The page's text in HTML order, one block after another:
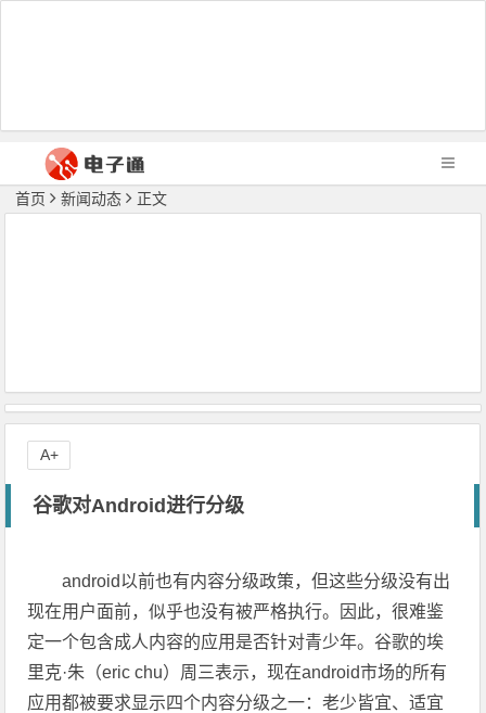
首页 新闻动态 正文
谷歌对Android进行分级
android以前也有内容分级政策，但这些分级没有出
现在用户面前，似乎也没有被严格执行。因此，很难鉴
定一个包含成人内容的应用是否针对青少年。谷歌的埃
里克·朱（eric chu）周三表示，现在android市场的所有
应用都被要求显示四个内容分级之一：老少皆宜、适宜
A+